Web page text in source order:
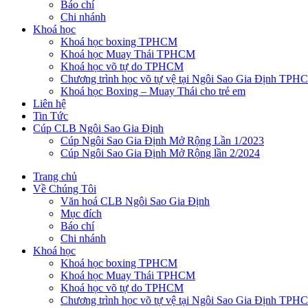
Báo chí
Chi nhánh
Khoá học
Khoá học boxing TPHCM
Khoá học Muay Thái TPHCM
Khoá học võ tự do TPHCM
Chương trình học võ tự vệ tại Ngôi Sao Gia Định
Khoá học Boxing – Muay Thái cho trẻ em
Liên hệ
Tin Tức
Cúp CLB Ngôi Sao Gia Định
Cúp Ngôi Sao Gia Định Mở Rộng Lần 1/2023
Cúp Ngôi Sao Gia Định Mở Rộng lần 2/2024
Trang chủ
Về Chúng Tôi
Văn hoá CLB Ngôi Sao Gia Định
Mục đích
Báo chí
Chi nhánh
Khoá học
Khoá học boxing TPHCM
Khoá học Muay Thái TPHCM
Khoá học võ tự do TPHCM
Chương trình học võ tự vệ tại Ngôi Sao Gia Định